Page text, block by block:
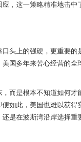
，这一策略精准地击中
头上的强硬，更重要
国多年来苦心经营的
而是根本不知道如何才
如此，美国也难以获得
是在波斯湾沿岸选择重